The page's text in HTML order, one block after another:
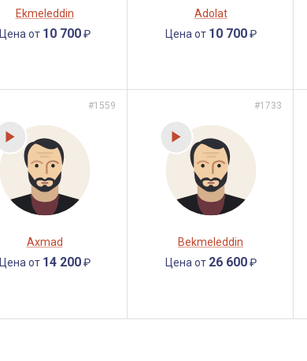
Ekmeleddin
Цена от 10 700₽
Adolat
Цена от 10 700₽
#1559
Axmad
Цена от 14 200₽
#1733
Bekmeleddin
Цена от 26 600₽